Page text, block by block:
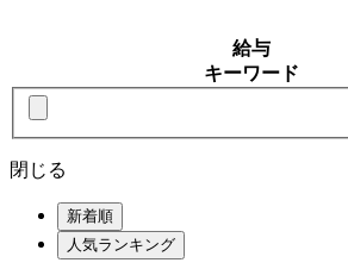
給与
キーワード
閉じる
新着順
人気ランキング